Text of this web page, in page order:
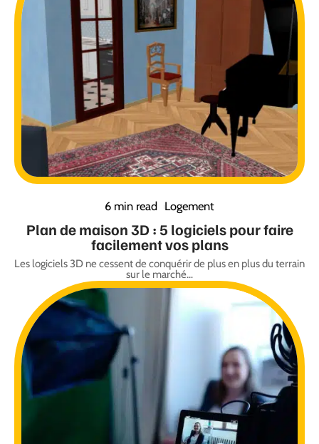
6 min read Logement
Plan de maison 3D : 5 logiciels pour faire
facilement vos plans
Les logiciels 3D ne cessent de conquérir de plus en plus du terrain
sur le marché…